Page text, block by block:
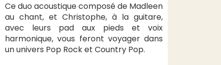
Ce duo acoustique composé de Madleen
au chant, et Christophe, à la guitare,
avec leurs pad aux pieds et voix
harmonique, vous feront voyager dans
un univers Pop Rock et Country Pop.